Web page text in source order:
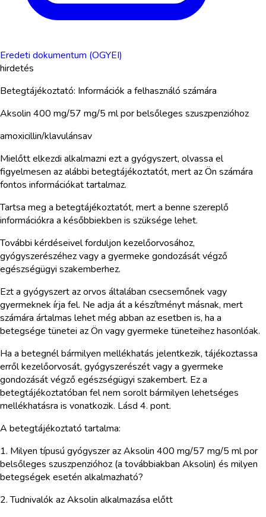
Eredeti dokumentum (OGYEI)
hirdetés
Betegtájékoztató: Információk a felhasználó számára
Aksolin 400 mg/57 mg/5 ml por belsőleges szuszpenzióhoz
amoxicillin/klavulánsav
Mielőtt elkezdi alkalmazni ezt a gyógyszert, olvassa el
figyelmesen az alábbi betegtájékoztatót, mert az Ön számára
fontos információkat tartalmaz.
Tartsa meg a betegtájékoztatót, mert a benne szereplő
információkra a későbbiekben is szüksége lehet.
További kérdéseivel forduljon kezelőorvosához,
gyógyszerészéhez vagy a gyermeke gondozását végző
egészségügyi szakemberhez.
Ezt a gyógyszert az orvos általában csecsemőnek vagy
gyermeknek írja fel. Ne adja át a készítményt másnak, mert
számára ártalmas lehet még abban az esetben is, ha a
betegsége tünetei az Ön vagy gyermeke tüneteihez hasonlóak.
Ha a betegnél bármilyen mellékhatás jelentkezik, tájékoztassa
erről kezelőorvosát, gyógyszerészét vagy a gyermeke
gondozását végző egészségügyi szakembert. Ez a
betegtájékoztatóban fel nem sorolt bármilyen lehetséges
mellékhatásra is vonatkozik. Lásd 4. pont.
A betegtájékoztató tartalma:
1. Milyen típusú gyógyszer az Aksolin 400 mg/57 mg/5 ml por
belsőleges szuszpenzióhoz (a továbbiakban Aksolin) és milyen
betegségek esetén alkalmazható?
2. Tudnivalók az Aksolin alkalmazása előtt